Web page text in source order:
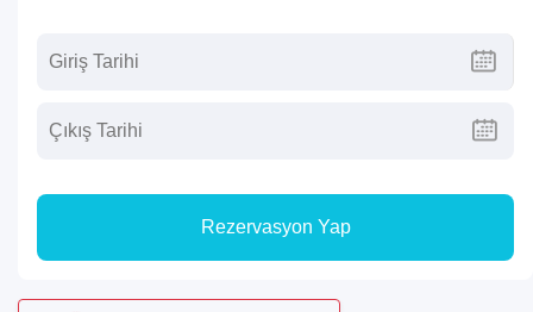
Rezervasyon Yap